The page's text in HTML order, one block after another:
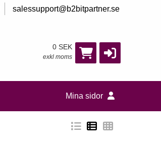
salessupport@b2bitpartner.se
0 SEK
exkl moms
Mina sidor